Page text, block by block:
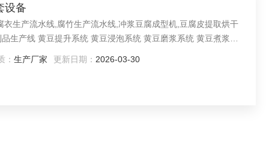
设备
生产流水线,腐竹生产流水线,冲浆豆腐成型机,豆腐皮提取烘干
生产线 黄豆提升系统 黄豆浸泡系统 黄豆磨浆系统 黄豆煮浆系
： 生产厂家 更新日期： 2026-03-30